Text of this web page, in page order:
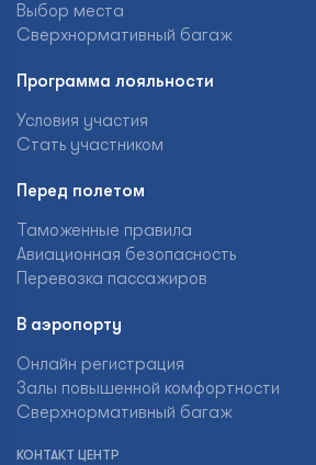
Выбор места
Сверхнормативный багаж
Программа лояльности
Условия участия
Стать участником
Перед полетом
Таможенные правила
Авиационная безопасность
Перевозка пассажиров
В аэропорту
Онлайн регистрация
Залы повышенной комфортности
Сверхнормативный багаж
КОНТАКТ ЦЕНТР